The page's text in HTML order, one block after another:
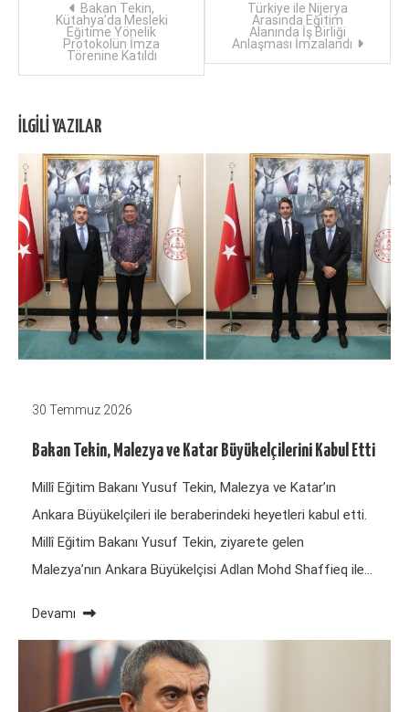
dolaşımı
Bakan Tekin,
Kütahya’da Mesleki
Eğitime Yönelik
Protokolün İmza
Törenine Katıldı
Türkiye ile Nijerya
Arasında Eğitim
Alanında İş Birliği
Anlaşması İmzalandı
İLGILI YAZILAR
30 Temmuz 2026
Bakan Tekin, Malezya ve Katar Büyükelçilerini Kabul Etti
Millî Eğitim Bakanı Yusuf Tekin, Malezya ve Katar’ın
Ankara Büyükelçileri ile beraberindeki heyetleri kabul etti.
Millî Eğitim Bakanı Yusuf Tekin, ziyarete gelen
Malezya’nın Ankara Büyükelçisi Adlan Mohd Shaffieq ile…
Devamı